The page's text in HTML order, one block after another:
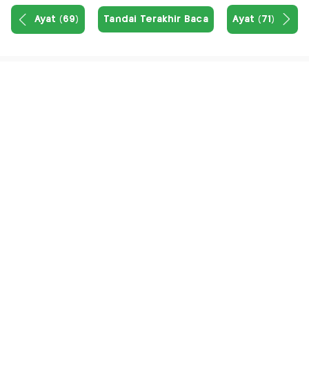
Ayat (69) Tandai Terakhir Baca Ayat (71)